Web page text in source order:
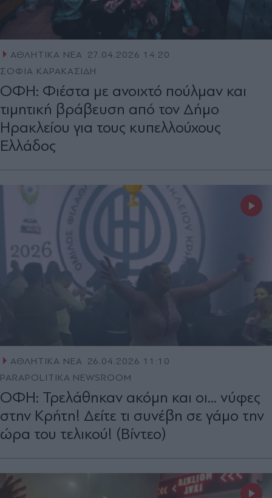
ΑΘΛΗΤΙΚΑ ΝΕΑ 27.04.2026 14:20
ΣΟΦΙΑ ΚΑΡΑΚΑΣΙΔΗ
OΦΗ: Φιέστα με ανοιχτό πούλμαν και
τιμητική βράβευση από τον Δήμο
Ηρακλείου για τους κυπελλούχους
Ελλάδος
ΑΘΛΗΤΙΚΑ ΝΕΑ 26.04.2026 11:10
PARAPOLITIKA NEWSROOM
ΟΦΗ: Τρελάθηκαν ακόμη και οι... νύφες
στην Κρήτη! Δείτε τι συνέβη σε γάμο την
ώρα του τελικού! (Βίντεο)